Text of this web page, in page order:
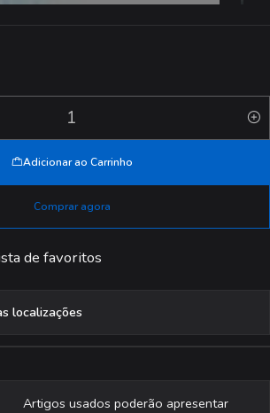
Adicionar ao Carrinho
Comprar agora
de favoritos
localizações
Artigos usados poderão apresentar